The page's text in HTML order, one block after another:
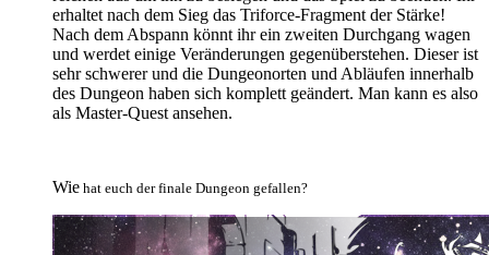
erhaltet nach dem Sieg das Triforce-Fragment der Stärke!
Nach dem Abspann könnt ihr ein zweiten Durchgang wagen
und werdet einige Veränderungen gegenüberstehen. Dieser ist
sehr schwerer und die Dungeonorten und Abläufen innerhalb
des Dungeon haben sich komplett geändert. Man kann es also
als Master-Quest ansehen.
Wie hat euch derfinale Dungeon gefallen?